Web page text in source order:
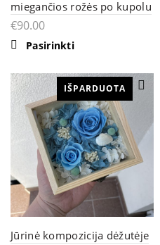
miegančios rožės po kupolu
€90.00
Pasirinkti
IŠPARDUOTA
Jūrinė kompozicija dėžutėje